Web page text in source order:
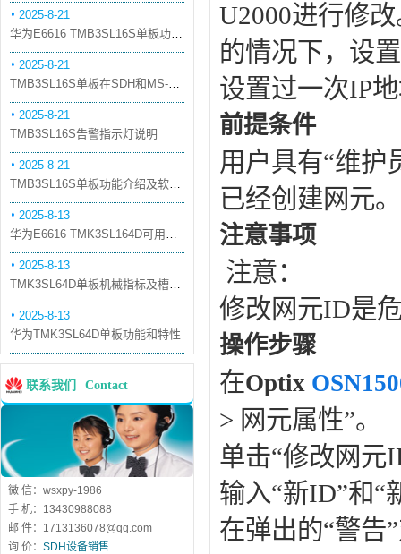
2025-8-21
华为E6616 TMB3SL16S单板功能和机械指标
2025-8-21
TMB3SL16S单板在SDH和MS-OTN模式下的应用
2025-8-21
TMB3SL16S告警指示灯说明
2025-8-21
TMB3SL16S单板功能介绍及软件配套
2025-8-13
华为E6616 TMK3SL164D可用万兆光模块
2025-8-13
TMK3SL64D单板机械指标及槽位介绍
2025-8-13
华为TMK3SL64D单板功能和特性
联系我们 Contact
微 信：wsxpy-1986
手 机：13430988088
邮 件：1713136078@qq.com
询 价： SDH设备销售
U2000进行修
的情况下，设
设置过一次IP
前提条件
用户具有“维护
已经创建网元。
注意事项
注意：
修改网元ID是
操作步骤
在Optix
> 网元属性”。
单击“修改网元
输入“新ID”和“
在弹出的“警告